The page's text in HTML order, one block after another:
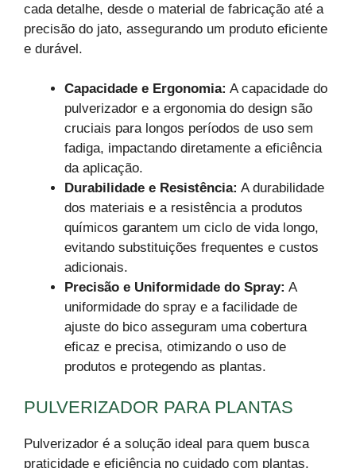
cada detalhe, desde o material de fabricação até a
precisão do jato, assegurando um produto eficiente
e durável.
Capacidade e Ergonomia: A capacidade do
pulverizador e a ergonomia do design são
cruciais para longos períodos de uso sem
fadiga, impactando diretamente a eficiência
da aplicação.
Durabilidade e Resistência: A durabilidade
dos materiais e a resistência a produtos
químicos garantem um ciclo de vida longo,
evitando substituições frequentes e custos
adicionais.
Precisão e Uniformidade do Spray: A
uniformidade do spray e a facilidade de
ajuste do bico asseguram uma cobertura
eficaz e precisa, otimizando o uso de
produtos e protegendo as plantas.
PULVERIZADOR PARA PLANTAS
Pulverizador é a solução ideal para quem busca
praticidade e eficiência no cuidado com plantas.